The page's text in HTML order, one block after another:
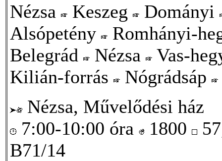
Nézsa Keszeg
Dományi
Alsópetény
Romhányi-
Belegrád
Nézsa
Vas-
Kilián-forrás
Nógrádsáp
Nézsa, Művelődési ház
7:00-10:00 óra
1800
B71/14